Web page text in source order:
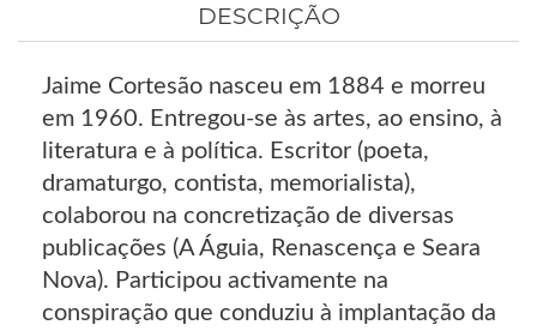
DESCRIÇÃO
Jaime Cortesão nasceu em 1884 e morreu
em 1960. Entregou-se às artes, ao ensino, à
literatura e à política. Escritor (poeta,
dramaturgo, contista, memorialista),
colaborou na concretização de diversas
publicações (A Águia, Renascença e Seara
Nova). Participou activamente na
conspiração que conduziu à implantação da